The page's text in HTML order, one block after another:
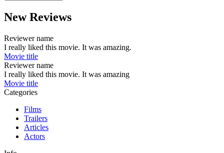
New Reviews
Reviewer name
I really liked this movie. It was amazing.
Movie title
Reviewer name
I really liked this movie. It was amazing
Movie title
Categories
Films
Trailers
Articles
Actors